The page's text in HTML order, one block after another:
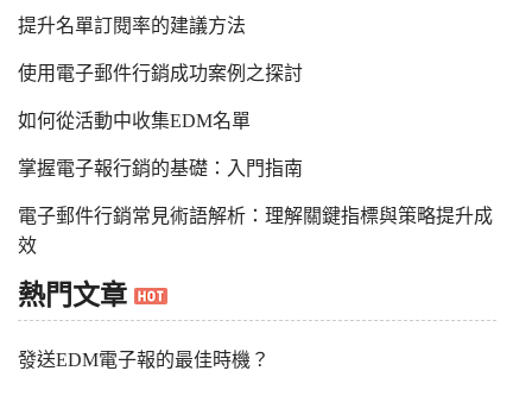
提升名單訂閱率的建議方法
使用電子郵件行銷成功案例之探討
如何從活動中收集EDM名單
掌握電子報行銷的基礎：入門指南
電子郵件行銷常見術語解析：理解關鍵指標與策略提升成
效
熱門文章
發送EDM電子報的最佳時機？